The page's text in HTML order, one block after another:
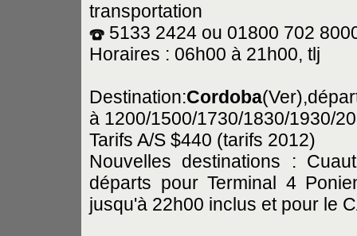
transportation
5133 2424 ou 01800 702
Horaires : 06h00 à 21h00, tlj
Destination:Cordoba
à 1200/1500/1730/1830/1930/
Tarifs A/S $440 (tarifs 2012)
Nouvelles destinations :
départs pour Terminal 4
jusqu'à 22h00 inclus et pour le